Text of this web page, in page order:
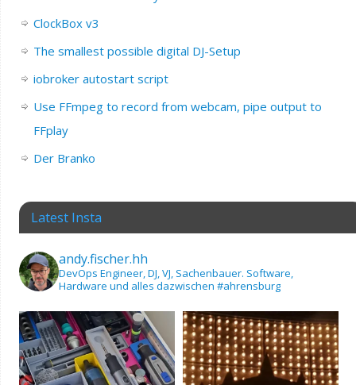
ClockBox v3
The smallest possible digital DJ-Setup
iobroker autostart script
Use FFmpeg to record from webcam, pipe output to
FFplay
Der Branko
Latest Insta
andy.fischer.hh
DevOps Engineer, DJ, VJ, Sachenbauer. Software,
Hardware und alles dazwischen #ahrensburg